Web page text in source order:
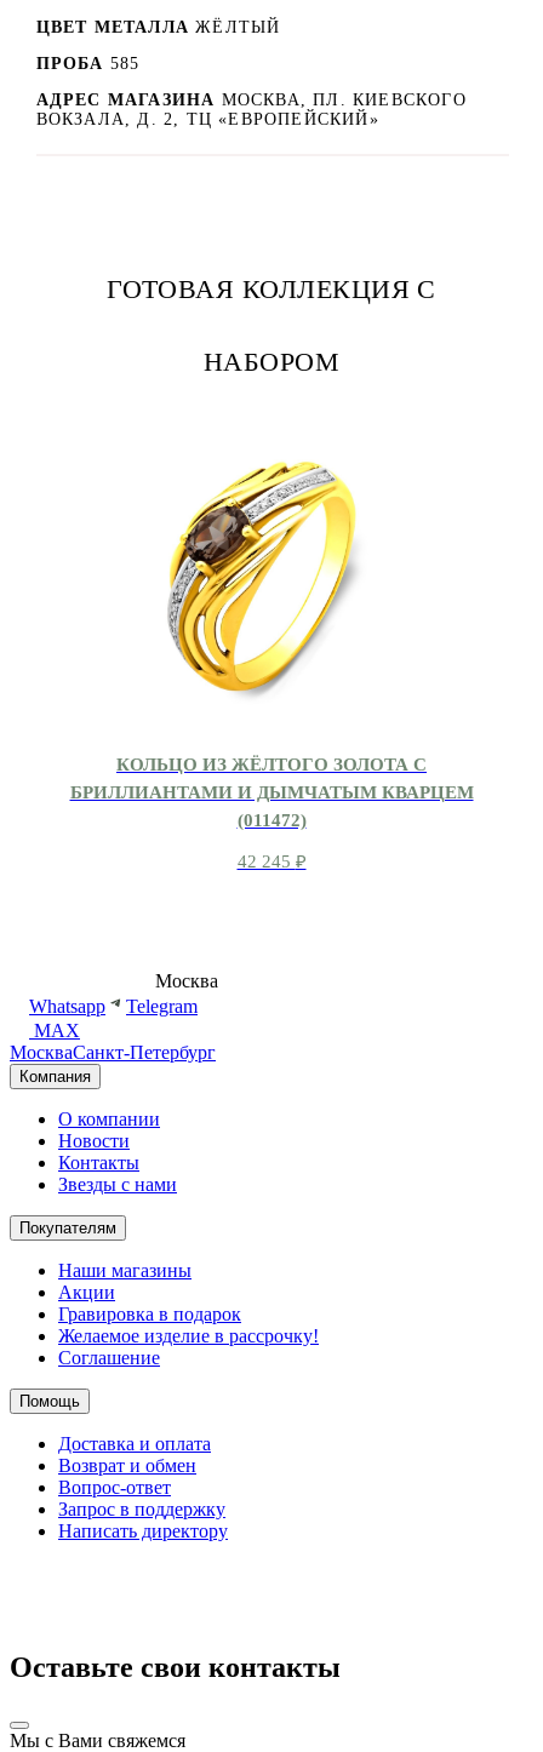
ЦВЕТ МЕТАЛЛА ЖЁЛТЫЙ
ПРОБА 585
АДРЕС МАГАЗИНА МОСКВА, ПЛ. КИЕВСКОГО
ВОКЗАЛА, Д. 2, ТЦ «ЕВРОПЕЙСКИЙ»
ГОТОВАЯ КОЛЛЕКЦИЯ С
НАБОРОМ
КОЛЬЦО ИЗ ЖЁЛТОГО ЗОЛОТА С
БРИЛЛИАНТАМИ И ДЫМЧАТЫМ КВАРЦЕМ
(011472)
42 245 ₽
Москва
Whatsapp
Telegram
MAX
МоскваСанкт-Петербург
Компания
О компании
Новости
Контакты
Звезды с нами
Покупателям
Наши магазины
Акции
Гравировка в подарок
Желаемое изделие в рассрочку!
Соглашение
Помощь
Доставка и оплата
Возврат и обмен
Вопрос-ответ
Запрос в поддержку
Написать директору
Оставьте свои контакты
Мы с Вами свяжемся